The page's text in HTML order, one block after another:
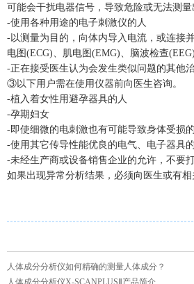
可能会干扰电器信号，导致危险或无法测量
-使用各种用途的电子刺激仪的人
-以测量为目的，向体内导入电流，或连接
电图(ECG)、肌电图(EMG)、脑波检查
-正在接受医生认为会发生类似问题的其他
③以下用户需在使用仪器前向医生咨询。
-植入着女性用避孕器具的人
-孕期妇女
-即使细微的电刺激也有可能导致身体受损
-使用其它传导性能优良的电气、电子器具
-未经生产商或设备销售企业的允许，不要
如果出现异常分析结果，必须向医生或有相
人体成分分析仪如何精确的测量人体成分？